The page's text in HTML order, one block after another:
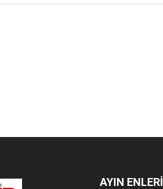
AYIN ENLERİ